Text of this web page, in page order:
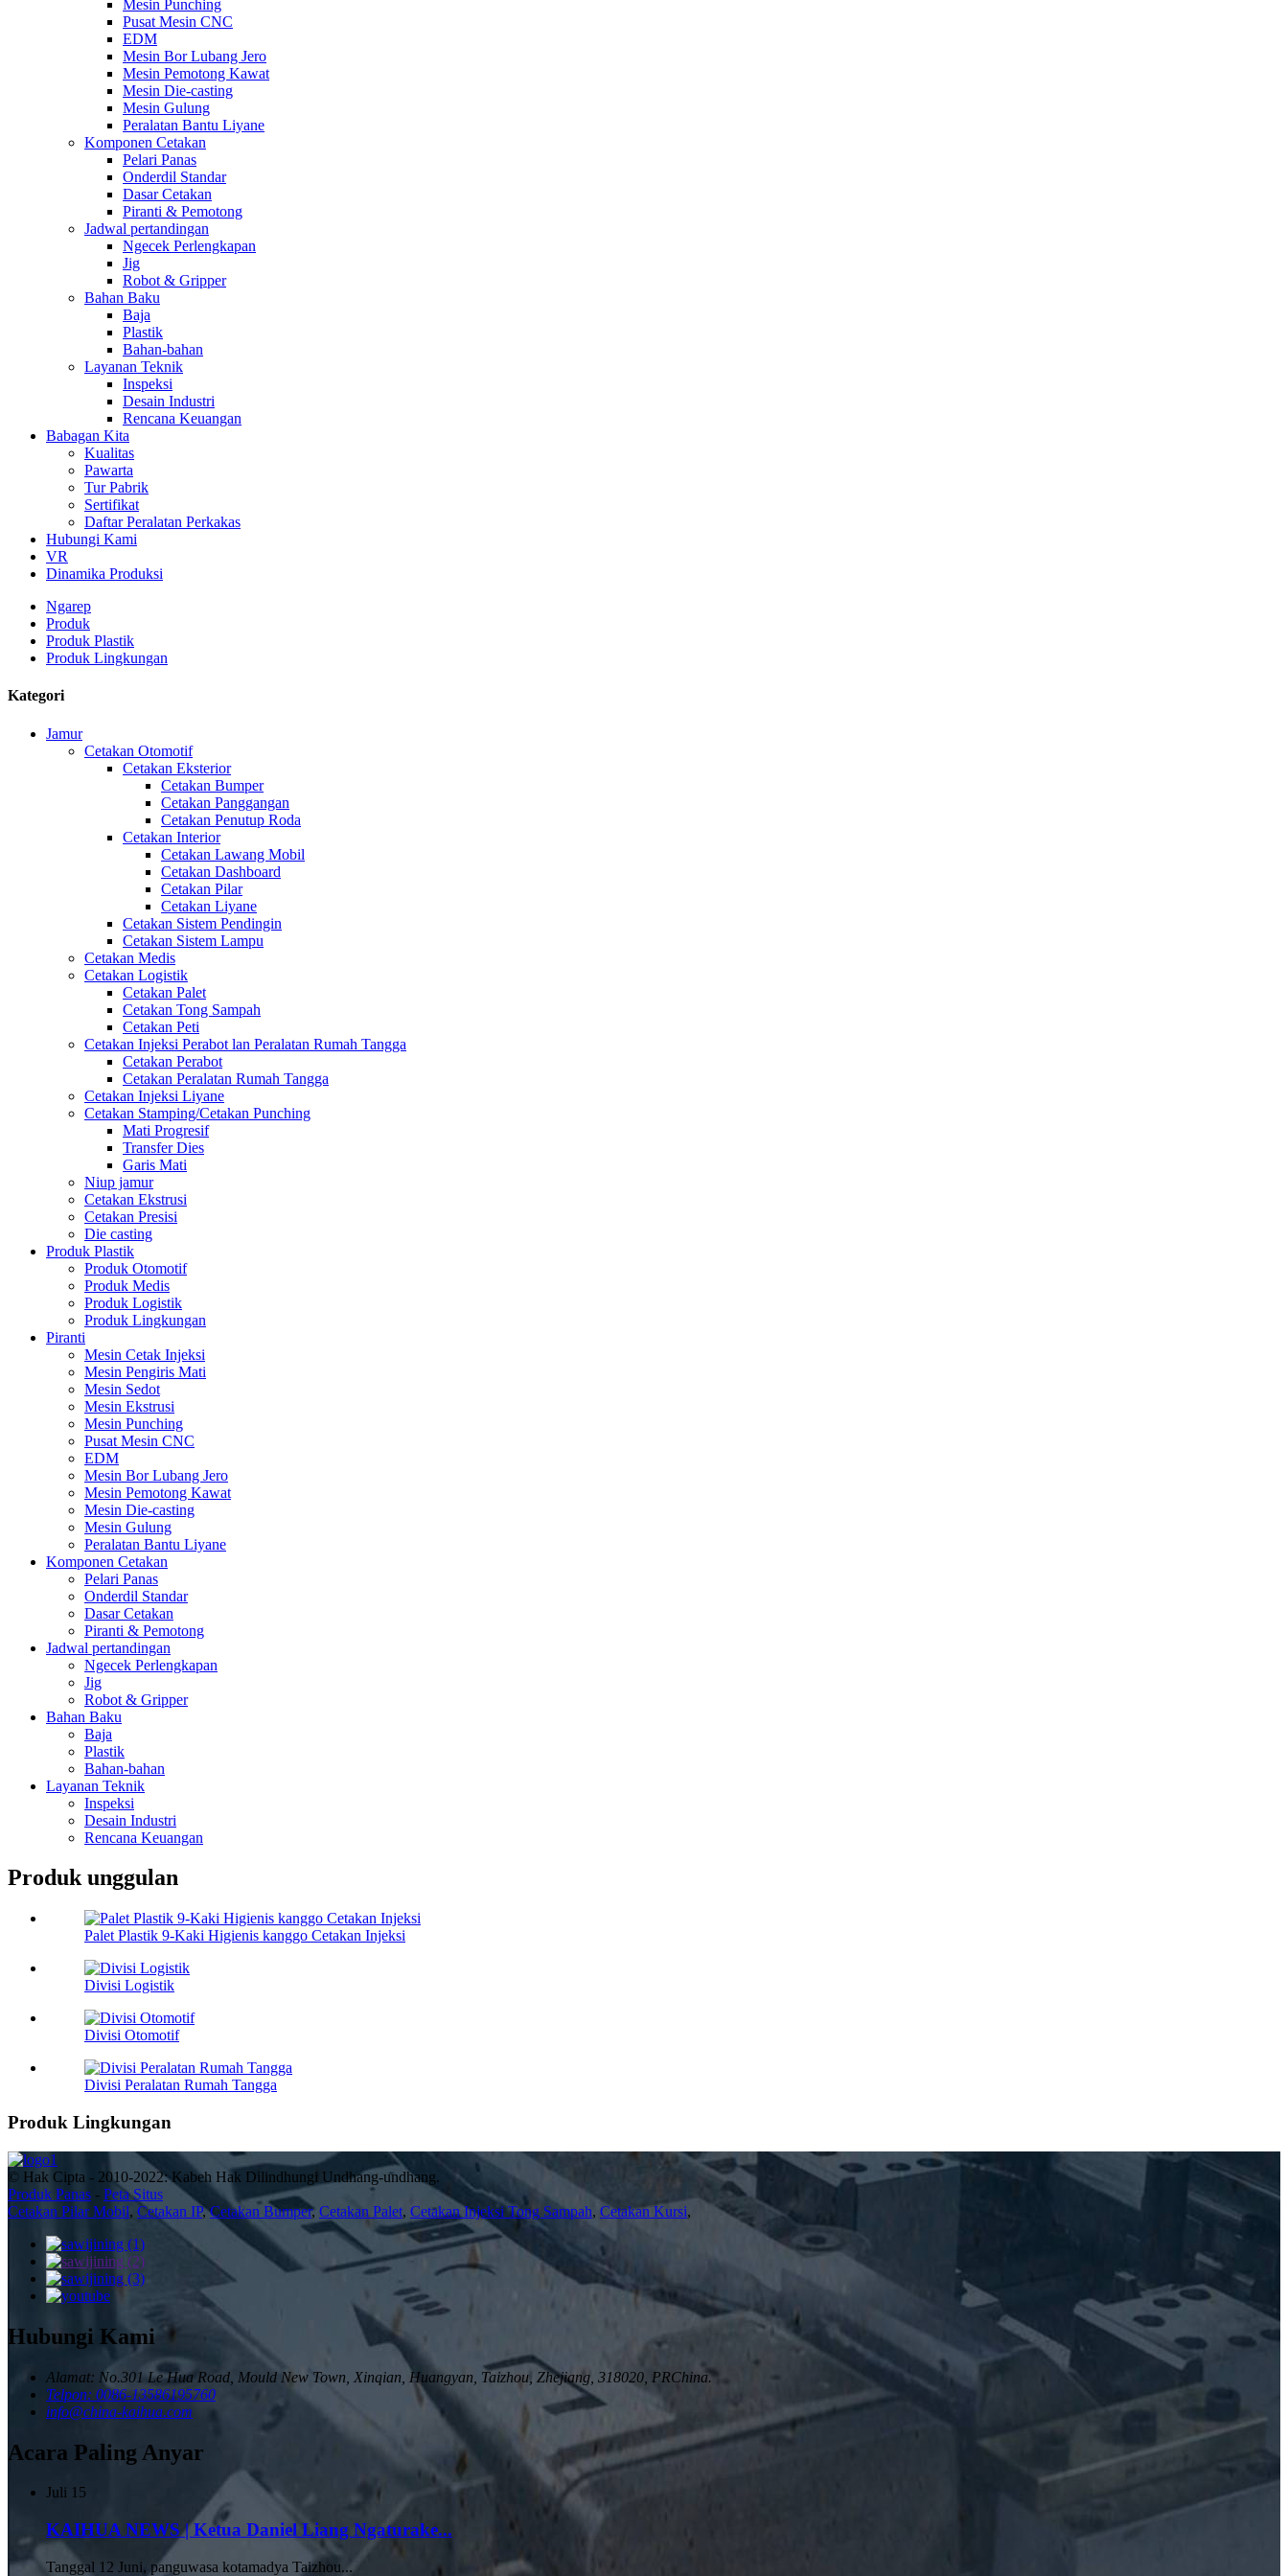
Mesin Punching
Pusat Mesin CNC
EDM
Mesin Bor Lubang Jero
Mesin Pemotong Kawat
Mesin Die-casting
Mesin Gulung
Peralatan Bantu Liyane
Komponen Cetakan
Pelari Panas
Onderdil Standar
Dasar Cetakan
Piranti & Pemotong
Jadwal pertandingan
Ngecek Perlengkapan
Jig
Robot & Gripper
Bahan Baku
Baja
Plastik
Bahan-bahan
Layanan Teknik
Inspeksi
Desain Industri
Rencana Keuangan
Babagan Kita
Kualitas
Pawarta
Tur Pabrik
Sertifikat
Daftar Peralatan Perkakas
Hubungi Kami
VR
Dinamika Produksi
Ngarep
Produk
Produk Plastik
Produk Lingkungan
Kategori
Jamur
Cetakan Otomotif
Cetakan Eksterior
Cetakan Bumper
Cetakan Panggangan
Cetakan Penutup Roda
Cetakan Interior
Cetakan Lawang Mobil
Cetakan Dashboard
Cetakan Pilar
Cetakan Liyane
Cetakan Sistem Pendingin
Cetakan Sistem Lampu
Cetakan Medis
Cetakan Logistik
Cetakan Palet
Cetakan Tong Sampah
Cetakan Peti
Cetakan Injeksi Perabot lan Peralatan Rumah Tangga
Cetakan Perabot
Cetakan Peralatan Rumah Tangga
Cetakan Injeksi Liyane
Cetakan Stamping/Cetakan Punching
Mati Progresif
Transfer Dies
Garis Mati
Niup jamur
Cetakan Ekstrusi
Cetakan Presisi
Die casting
Produk Plastik
Produk Otomotif
Produk Medis
Produk Logistik
Produk Lingkungan
Piranti
Mesin Cetak Injeksi
Mesin Pengiris Mati
Mesin Sedot
Mesin Ekstrusi
Mesin Punching
Pusat Mesin CNC
EDM
Mesin Bor Lubang Jero
Mesin Pemotong Kawat
Mesin Die-casting
Mesin Gulung
Peralatan Bantu Liyane
Komponen Cetakan
Pelari Panas
Onderdil Standar
Dasar Cetakan
Piranti & Pemotong
Jadwal pertandingan
Ngecek Perlengkapan
Jig
Robot & Gripper
Bahan Baku
Baja
Plastik
Bahan-bahan
Layanan Teknik
Inspeksi
Desain Industri
Rencana Keuangan
Produk unggulan
Palet Plastik 9-Kaki Higienis kanggo Cetakan Injeksi
Divisi Logistik
Divisi Otomotif
Divisi Peralatan Rumah Tangga
Produk Lingkungan
© Hak Cipta - 2010-2022: Kabeh Hak Dilindhungi Undhang-undhang.
Produk Panas - Peta Situs
Cetakan Pilar Mobil, Cetakan IP,Cetakan Bumper, Cetakan Palet, Cetakan Injeksi Tong Sampah, Cetakan Kursi,
Hubungi Kami
Alamat: No.301 Le Hua Road, Mould New Town, Xinqian, Huangyan, Taizhou, Zhejiang, 318020, PRChina.
Telpon: 0086-13586195760
info@china-kaihua.com
Acara Paling Anyar
Juli 15
KAIHUA NEWS | Ketua Daniel Liang Ngaturake...
Tanggal 12 Juni, panguwasa kotamadya Taizhou...